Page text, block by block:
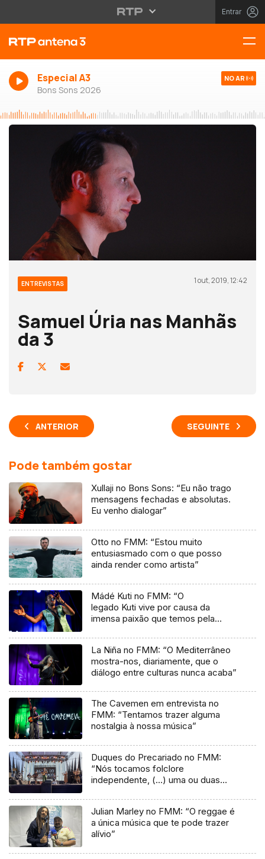
Entrar
Especial A3
Bons Sons 2026
NO AR
ENTREVISTAS 1 out, 2019, 12:42
Samuel Úria nas Manhãs
da 3
ANTERIOR SEGUINTE
Pode também gostar
Xullaji no Bons Sons: “Eu não trago
mensagens fechadas e absolutas.
Eu venho dialogar”
Otto no FMM: “Estou muito
entusiasmado com o que posso
ainda render como artista”
Mádé Kuti no FMM: “O
legado Kuti vive por causa da
imensa paixão que temos pela
La Niña no FMM: “O Mediterrâneo
mostra-nos, diariamente, que o
diálogo entre culturas nunca acaba”
The Cavemen em entrevista no
FMM: “Tentamos trazer alguma
nostalgia à nossa música”
Duques do Precariado no FMM:
“Nós tocamos folclore
independente, (…) uma ou duas
Julian Marley no FMM: “O reggae é
a única música que te pode trazer
alívio”